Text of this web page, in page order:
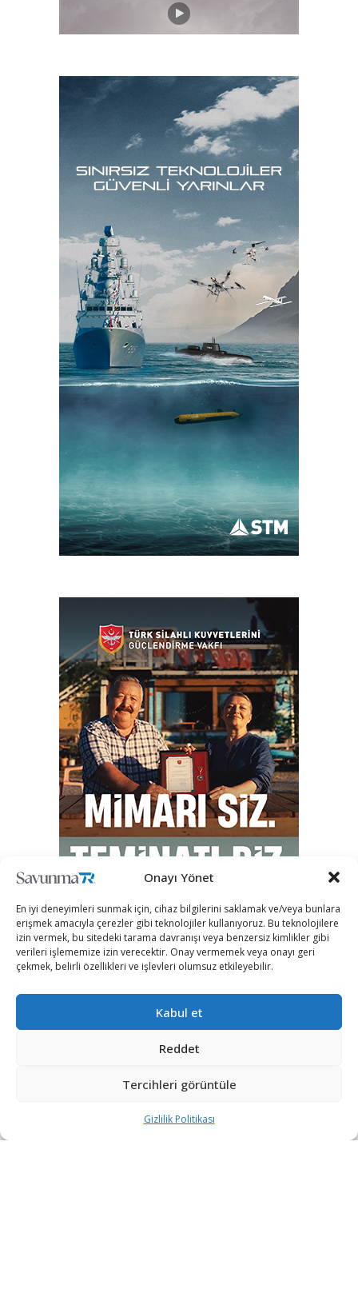
Onayı Yönet
En iyi deneyimleri sunmak için, cihaz bilgilerini saklamak ve/veya bunlara
erişmek amacıyla çerezler gibi teknolojiler kullanıyoruz. Bu teknolojilere
izin vermek, bu sitedeki tarama davranışı veya benzersiz kimlikler gibi
verileri işlememize izin verecektir. Onay vermemek veya onayı geri
çekmek, belirli özellikleri ve işlevleri olumsuz etkileyebilir.
Kabul et
Reddet
Tercihleri görüntüle
Gizlilik Politikası